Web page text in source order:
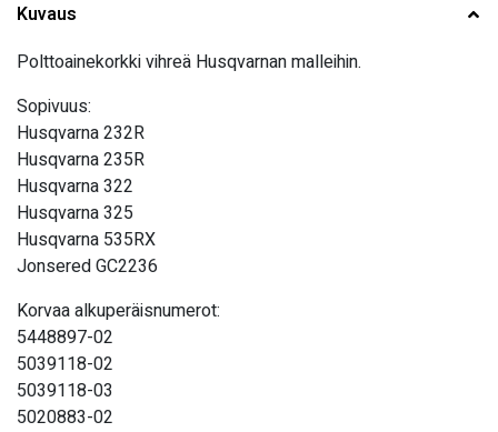
Kuvaus
Polttoainekorkki vihreä Husqvarnan malleihin.
Sopivuus:
Husqvarna 232R
Husqvarna 235R
Husqvarna 322
Husqvarna 325
Husqvarna 535RX
Jonsered GC2236
Korvaa alkuperäisnumerot:
5448897-02
5039118-02
5039118-03
5020883-02